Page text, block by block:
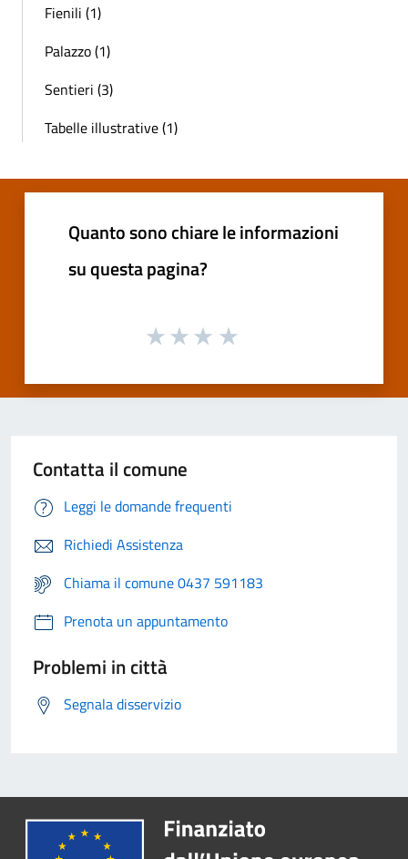
Fienili (1)
Palazzo (1)
Sentieri (3)
Tabelle illustrative (1)
Quanto sono chiare le informazioni
su questa pagina?
Contatta il comune
Leggi le domande frequenti
Richiedi Assistenza
Chiama il comune 0437 591183
Prenota un appuntamento
Problemi in città
Segnala disservizio